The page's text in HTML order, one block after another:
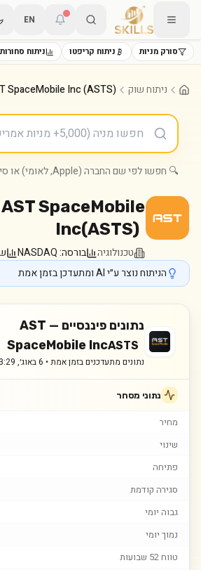
EN
סורק מניות ניתוח קריפטו ניתוח סחורות
ניתוח שוק SpaceMobile Inc (ASTS)
🔍 חפשו לפי שם החברה (Apple, לאומי) או סימול (AAPL, LUMI.TA)
AST SpaceMobile
Inc(ASTS)
טכנולוגיה בורסה:NASDAQ
הניתוח נוצר ע״י AI ומתעדכן בזמן אמת
נתונים פיננסיים — AST
SpaceMobile IncASTS
נתונים מתעדכנים בזמן אמת • 6 באוג׳, 03:29
נתוני מסחר
מחיר
שינוי
פתיחה
סגירה קודמת
גבוה יומי
נמוך יומי
טווח 52 שבועות